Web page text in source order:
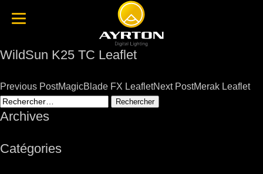
WildSun K25 TC Leaflet
Post
navigation
Previous PostMagicBlade FX LeafletNext PostMerak Leaflet
Rechercher :
Archives
Catégories